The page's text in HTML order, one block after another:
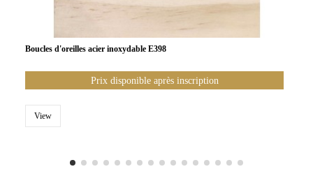
Boucles d'oreilles acier inoxydable E398
Prix disponible après inscription
View